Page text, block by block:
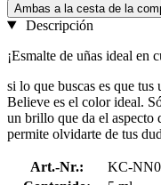
Ambas a la cesta de la
Descripción
¡Esmalte de uñas ideal en
si lo que buscas es que tus
Believe es el color ideal.
un brillo que da el aspecto
permite olvidarte de tus
Art.-Nr.:
KC-